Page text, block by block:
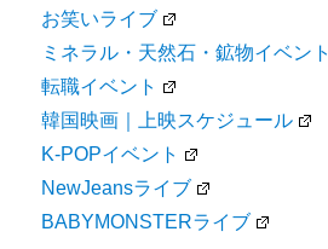
お笑いライブ
ミネラル・天然石・鉱物イベント
転職イベント
韓国映画｜上映スケジュール
K-POPイベント
NewJeansライブ
BABYMONSTERライブ